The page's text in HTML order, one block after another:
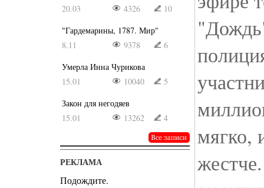
20.03
4326
10
"Гардемарины, 1787. Мир"
8.11
9378
6
Умерла Инна Чурикова
15.01
10040
5
Закон для негодяев
15.01
13262 4
РЕКЛАМА
Подождите.
мягко,